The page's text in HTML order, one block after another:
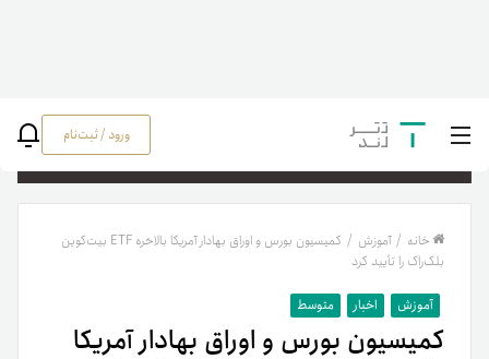
ورود / ثبت‌نام
خانه / آموزش /
کمیسیون بورس و اوراق بهادار آمریکا بالاخره ETF بیت‌کوین
بلک‌راک را تأیید کرد
آموزش اخبار متوسط
کمیسیون بورس و اوراق بهادار آمریکا